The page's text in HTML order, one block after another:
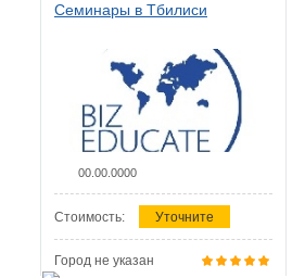
Семинары в Тбилиси
00.00.0000
Стоимость: Уточните
Город не указан